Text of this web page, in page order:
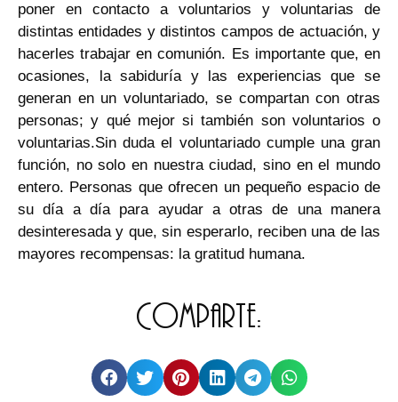
poner en contacto a voluntarios y voluntarias de
distintas entidades y distintos campos de actuación, y
hacerles trabajar en comunión. Es importante que, en
ocasiones, la sabiduría y las experiencias que se
generan en un voluntariado, se compartan con otras
personas; y qué mejor si también son voluntarios o
voluntarias.Sin duda el voluntariado cumple una gran
función, no solo en nuestra ciudad, sino en el mundo
entero. Personas que ofrecen un pequeño espacio de
su día a día para ayudar a otras de una manera
desinteresada y que, sin esperarlo, reciben una de las
mayores recompensas: la gratitud humana.
Comparte: